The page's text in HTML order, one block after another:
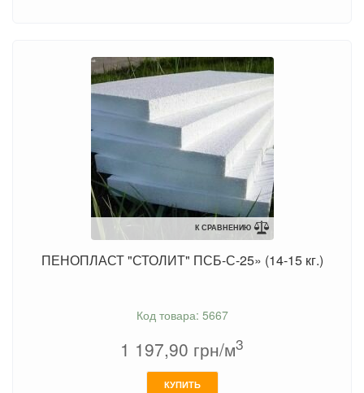
К СРАВНЕНИЮ
ПЕНОПЛАСТ "СТОЛИТ" ПСБ-С-25» (14-15 кг.)
Код товара: 5667
1 197,90 грн/м3
КУПИТЬ